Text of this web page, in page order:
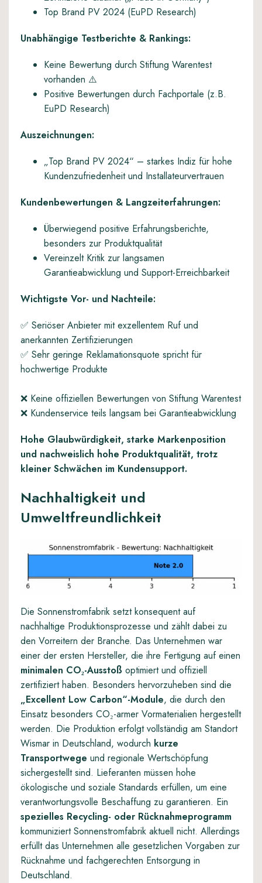
Top Brand PV 2024 (EuPD Research)
Unabhängige Testberichte & Rankings:
Keine Bewertung durch Stiftung Warentest
vorhanden ⚠️
Positive Bewertungen durch Fachportale (z.B.
EuPD Research)
Auszeichnungen:
„Top Brand PV 2024“ – starkes Indiz für hohe
Kundenzufriedenheit und Installateurvertrauen
Kundenbewertungen & Langzeiterfahrungen:
Überwiegend positive Erfahrungsberichte,
besonders zur Produktqualität
Vereinzelt Kritik zur langsamen
Garantieabwicklung und Support-Erreichbarkeit
Wichtigste Vor- und Nachteile:
✅ Seriöser Anbieter mit exzellentem Ruf und
anerkannten Zertifizierungen
✅ Sehr geringe Reklamationsquote spricht für
hochwertige Produkte
❌ Keine offiziellen Bewertungen von Stiftung Warentest
❌ Kundenservice teils langsam bei Garantieabwicklung
Hohe Glaubwürdigkeit, starke Markenposition
und nachweislich hohe Produktqualität, trotz
kleiner Schwächen im Kundensupport.
Nachhaltigkeit und
Umweltfreundlichkeit
Die Sonnenstromfabrik setzt konsequent auf
nachhaltige Produktionsprozesse und zählt dabei zu
den Vorreitern der Branche. Das Unternehmen war
einer der ersten Hersteller, die ihre Fertigung auf einen
minimalen CO₂-Ausstoß optimiert und offiziell
zertifiziert haben. Besonders hervorzuheben sind die
„Excellent Low Carbon“-Module, die durch den
Einsatz besonders CO₂-armer Vormaterialien hergestellt
werden. Die Produktion erfolgt vollständig am Standort
Wismar in Deutschland, wodurch kurze
Transportwege und regionale Wertschöpfung
sichergestellt sind. Lieferanten müssen hohe
ökologische und soziale Standards erfüllen, um eine
verantwortungsvolle Beschaffung zu garantieren. Ein
spezielles Recycling- oder Rücknahmeprogramm
kommuniziert Sonnenstromfabrik aktuell nicht. Allerdings
erfüllt das Unternehmen alle gesetzlichen Vorgaben zur
Rücknahme und fachgerechten Entsorgung in
Deutschland.